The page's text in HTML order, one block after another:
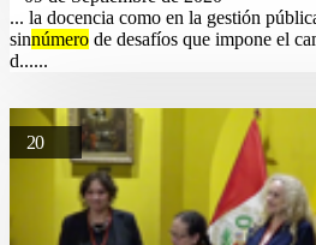
... la docencia como en la gestión
sinnúmero de desafíos que impone el
d......
20